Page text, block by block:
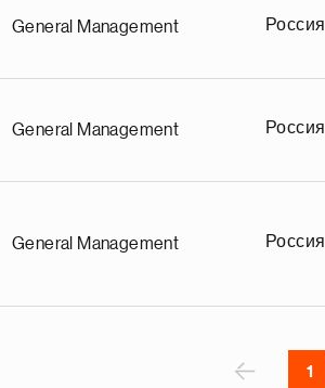
General Management Россия
General Management Россия
General Management Россия
‹
т
1